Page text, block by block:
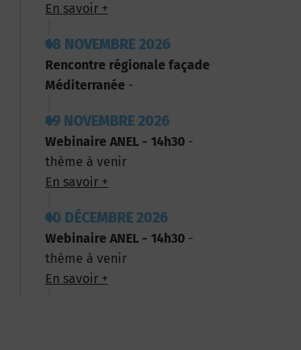
En savoir +
18 NOVEMBRE 2026
Rencontre régionale façade
Méditerranée -
19 NOVEMBRE 2026
Webinaire ANEL - 14h30 -
thème à venir
En savoir +
10 DÉCEMBRE 2026
Webinaire ANEL - 14h30 -
thème à venir
En savoir +